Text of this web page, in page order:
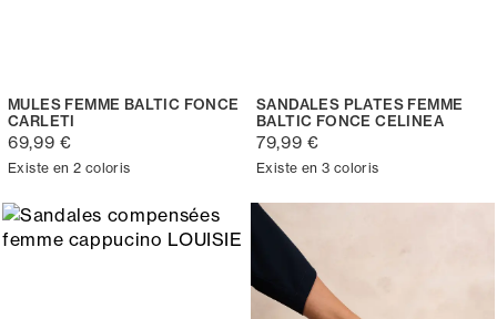
MULES FEMME BALTIC FONCE
CARLETI
69,99 €
Existe en 2 coloris
SANDALES PLATES FEMME
BALTIC FONCE CELINEA
79,99 €
Existe en 3 coloris